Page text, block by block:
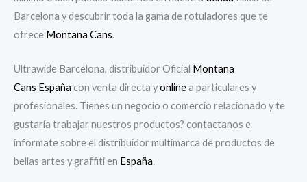
Barcelona y descubrir toda la gama de rotuladores que te
ofrece Montana Cans.
Ultrawide Barcelona, distribuidor Oficial Montana
Cans España con venta directa yonlinea particulares y
profesionales. Tienes un negocio o comercio relacionado y te
gustaría trabajar nuestros productos? contactanos e
informate sobre el distribuidor multimarca de productos de
bellas artes y graffiti en España.